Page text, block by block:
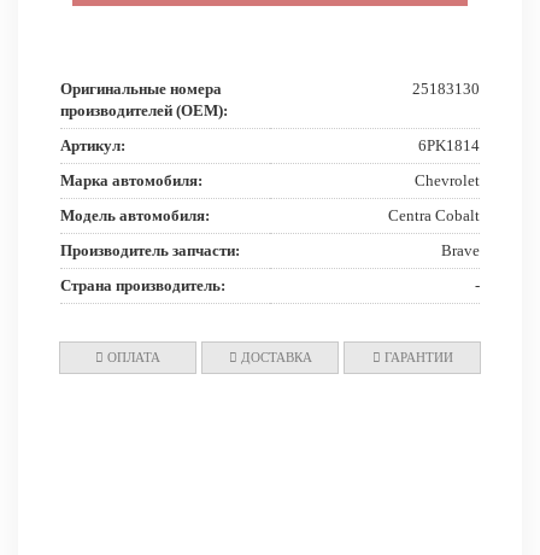
Оригинальные номера
производителей (OEM):
25183130
Артикул:
6PK1814
Марка автомобиля:
Chevrolet
Модель автомобиля:
Centra Cobalt
Производитель запчасти:
Brave
Страна производитель:
-
ОПЛАТА ДОСТАВКА ГАРАНТИИ